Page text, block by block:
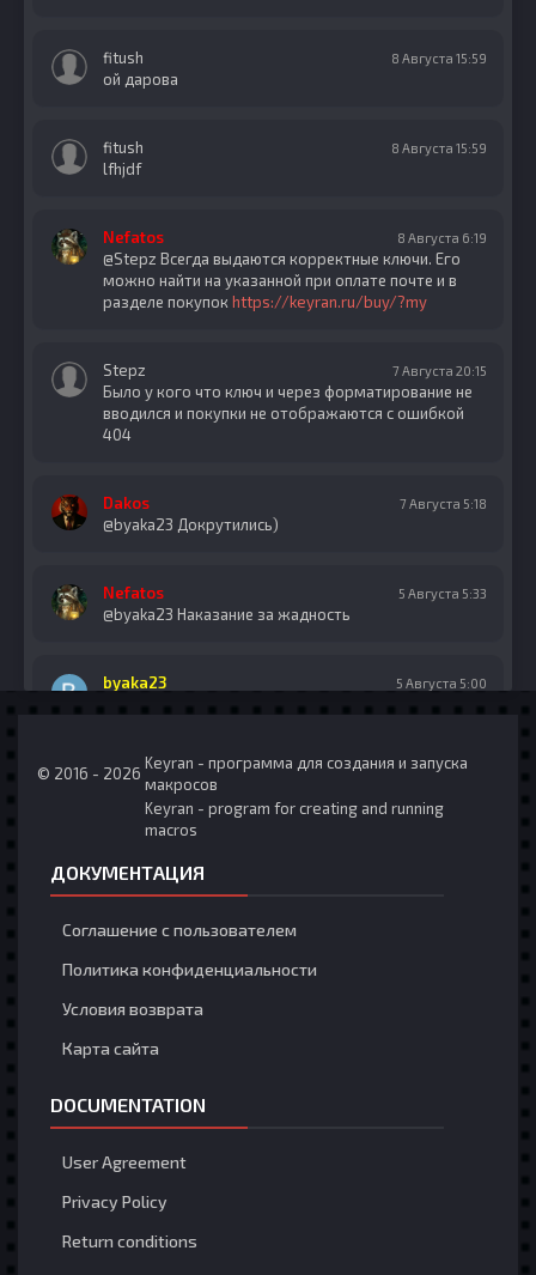
fitush 8 Августа 15:59
ой дарова
fitush 8 Августа 15:59
lfhjdf
Nefatos 8 Августа 6:19
@Stepz Всегда выдаются корректные ключи. Его
можно найти на указанной при оплате почте и в
разделе покупок https://keyran.ru/buy/?my
Stepz 7 Августа 20:15
Было у кого что ключ и через форматирование не
вводился и покупки не отображаются с ошибкой
404
Dakos 7 Августа 5:18
@byaka23 Докрутились)
Nefatos 5 Августа 5:33
@byaka23 Наказание за жадность
byaka23 5 Августа 5:00
fiht 3 Августа 5:56
asd
asd
Nefatos
theshrimpboat
systmboot
whys it called meo
© 2016 - 2026
Keyran - программа для создания и запуска
макросов
Keyran - program for creating and running
macros
ДОКУМЕНТАЦИЯ
Соглашение с пользователем
Политика конфиденциальности
Условия возврата
Карта сайта
DOCUMENTATION
User Agreement
Privacy Policy
Return conditions